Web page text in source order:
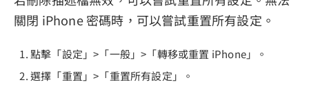
關閉 iPhone 密碼時，可以嘗試重置所有設定。
點擊「設定」>「一般」>「轉移或重置 iPhone」。
選擇「重置」>「重置所有設定」。